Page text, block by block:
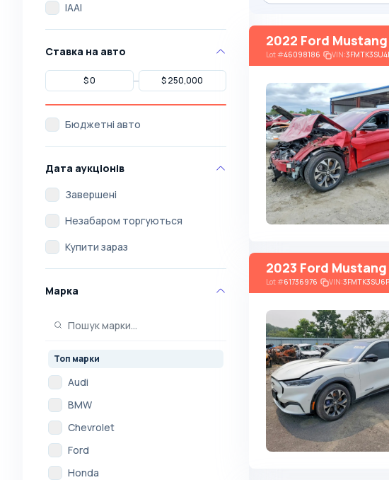
IAAI
Ставка на авто
Бюджетні авто
Дата аукціонів
Завершені
Незабаром торгуються
Купити зараз
Марка
Топ марки
Audi
BMW
Chevrolet
Ford
Honda
2022 Ford
Lot#46098186 VIN:
2023 Ford
Lot#61736976 VIN: